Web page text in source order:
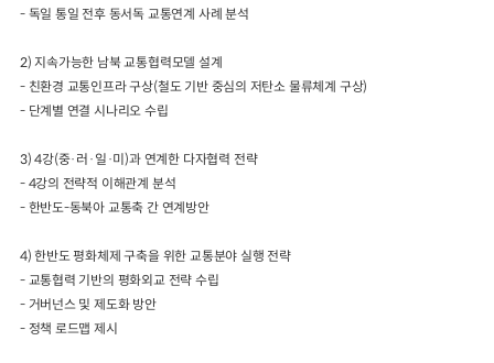
- 독일 통일 전후 동서독 교통연계 사례 분석
2)지속가능한 남북 교통협력모델 설계
- 친환경 교통인프라 구상(철도 기반 중심의 저탄소 물류체계 구상)
- 단계별 연결 시나리오 수립
3)4강(중· 러 · 일 ·미)과 연계한 다자협력 전략
- 4강의 전략적 이해관계 분석
- 한반도-동북아 교통축 간 연계방안
4)한반도 평화체제 구축을 위한 교통분야 실행 전략
- 교통협력 기반의 평화외교 전략 수립
- 거버넌스 및 제도화 방안
- 정책 로드맵 제시